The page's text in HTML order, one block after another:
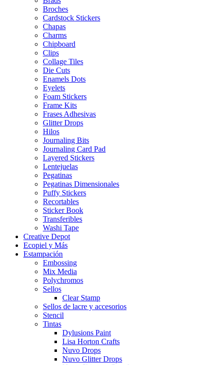
Broches
Cardstock Stickers
Chapas
Charms
Chipboard
Clips
Collage Tiles
Die Cuts
Enamels Dots
Eyelets
Foam Stickers
Frame Kits
Frases Adhesivas
Glitter Drops
Hilos
Journaling Bits
Journaling Card Pad
Layered Stickers
Lentejuelas
Pegatinas
Pegatinas Dimensionales
Puffy Stickers
Recortables
Sticker Book
Transferibles
Washi Tape
Creative Depot
Ecopiel y Más
Estampación
Embossing
Mix Media
Polychromos
Sellos
Clear Stamp
Sellos de lacre y accesorios
Stencil
Tintas
Dylusions Paint
Lisa Horton Crafts
Nuvo Drops
Nuvo Glitter Drops